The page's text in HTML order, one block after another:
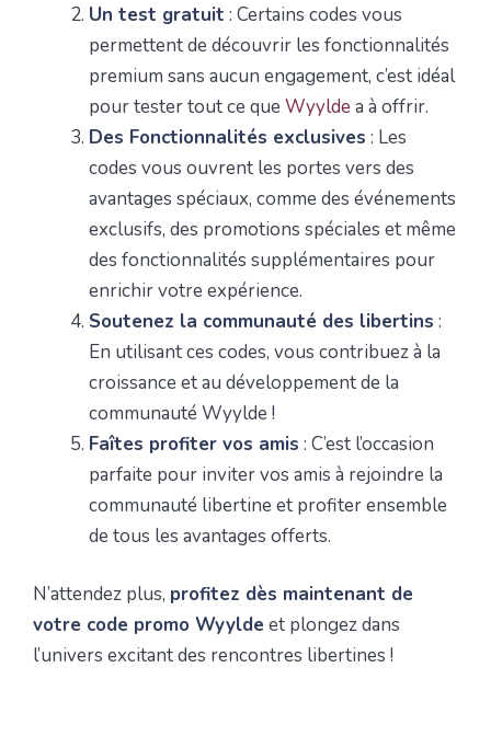
Un test gratuit : Certains codes vous
permettent de découvrir les fonctionnalités
premium sans aucun engagement, c’est idéal
pour tester tout ce que Wyylde a à offrir.
Des Fonctionnalités exclusives : Les
codes vous ouvrent les portes vers des
avantages spéciaux, comme des événements
exclusifs, des promotions spéciales et même
des fonctionnalités supplémentaires pour
enrichir votre expérience.
Soutenez la communauté des libertins :
En utilisant ces codes, vous contribuez à la
croissance et au développement de la
communauté Wyylde !
Faîtes profiter vos amis : C’est l’occasion
parfaite pour inviter vos amis à rejoindre la
communauté libertine et profiter ensemble
de tous les avantages offerts.
N’attendez plus, profitez dès maintenant de
votre code promo Wyylde et plongez dans
l’univers excitant des rencontres libertines !